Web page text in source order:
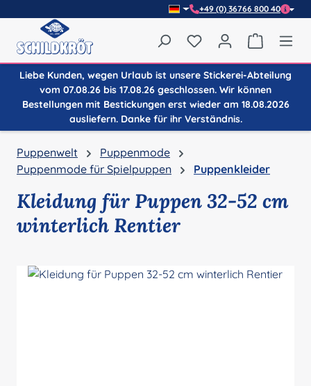
+49 (0) 36766 800 40
Du hast 0 Produkte
Liebe Kunden, wegen Urlaub ist unsere Stickerei-Abteilung
vom 07.08.26 bis 17.08.26 geschlossen. Wir können
Bestellungen mit Bestickungen erst wieder am 18.08.2026
ausliefern. Danke für ihr Verständnis.
Puppenwelt
Puppenmode
Puppenmode für Spielpuppen
Puppenkleider
Kleidung für Puppen 32-52 cm
winterlich Rentier